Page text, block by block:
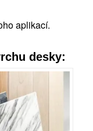
aplikací.
desky: